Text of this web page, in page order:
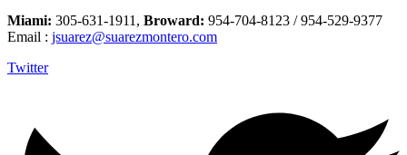
Miami: 305-631-1911, Broward: 954-704-8123 / 954-529-9377
Email : jsuarez@suarezmontero.com
Twitter